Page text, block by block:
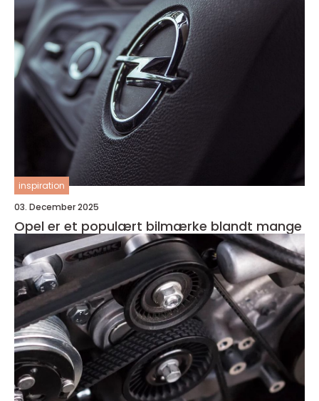
inspiration
03. December 2025
Opel er et populært bilmærke blandt mange